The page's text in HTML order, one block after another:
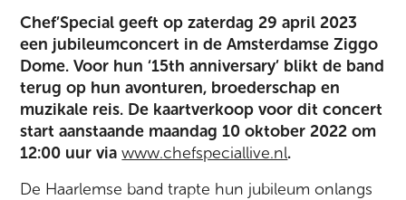
Chef’Special geeft op zaterdag 29 april 2023
een jubileumconcert in de Amsterdamse Ziggo
Dome. Voor hun ‘15th anniversary’ blikt de band
terug op hun avonturen, broederschap en
muzikale reis. De kaartverkoop voor dit concert
start aanstaande maandag 10 oktober 2022 om
12:00 uur viawww.chefspeciallive.nl.
De Haarlemse band trapte hun jubileum onlangs